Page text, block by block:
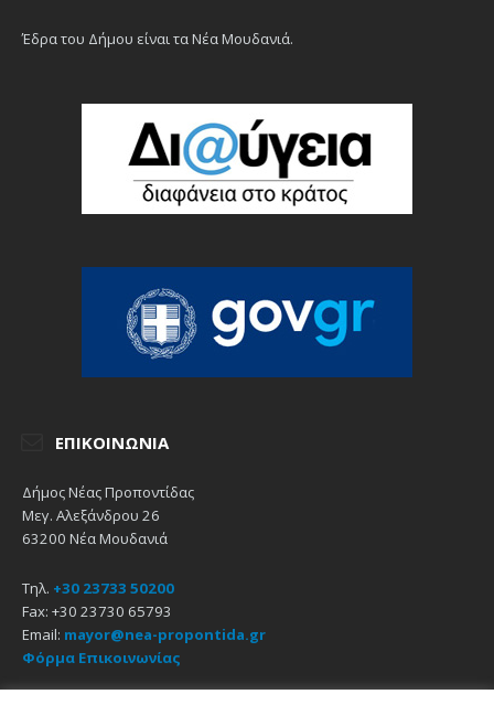
Έδρα του Δήμου είναι τα Νέα Μουδανιά.
ΕΠΙΚΟΙΝΩΝΊΑ
Δήμος Νέας Προποντίδας
Μεγ. Αλεξάνδρου 26
63200 Νέα Μουδανιά
Τηλ. +30 23733 50200
Fax: +30 23730 65793
Email: mayor@nea-propontida.gr
Φόρμα Επικοινωνίας